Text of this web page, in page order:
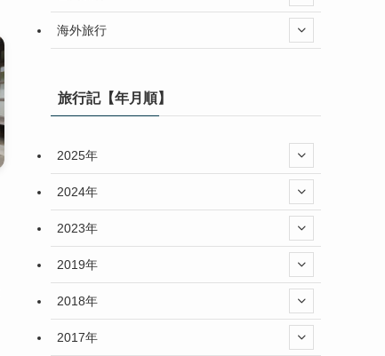
海外旅行
旅行記【年月順】
2025年
2024年
2023年
2019年
2018年
2017年